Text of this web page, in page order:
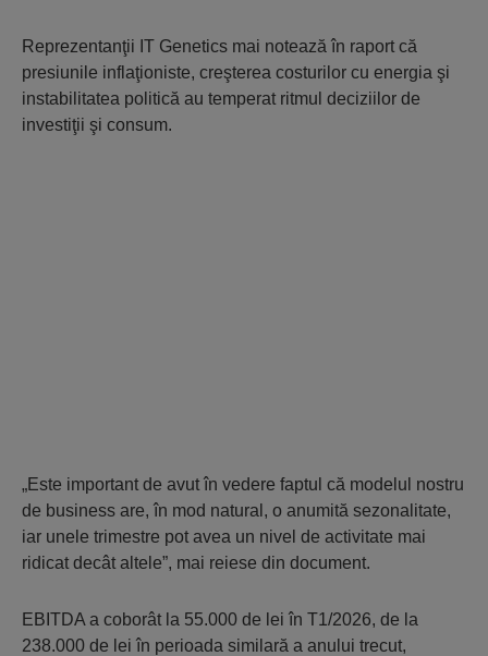
Reprezentanţii IT Genetics mai notează în raport că
presiunile inflaţioniste, creşterea costurilor cu energia şi
instabilitatea politică au temperat ritmul deciziilor de
investiţii şi consum.
„Este important de avut în vedere faptul că modelul nostru
de business are, în mod natural, o anumită sezonalitate,
iar unele trimestre pot avea un nivel de activitate mai
ridicat decât altele”, mai reiese din document.
EBITDA a coborât la 55.000 de lei în T1/2026, de la
238.000 de lei în perioada similară a anului trecut,